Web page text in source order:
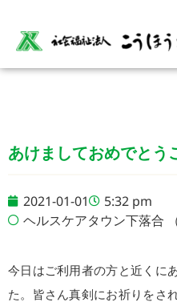
あけましておめでとう
2021-01-01
5:32 pm
ヘルスケアタウン下落合
今日はご利用者の方と近くに
た。皆さん真剣にお祈りをさ